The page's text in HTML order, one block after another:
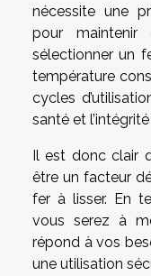
nécessite une
pour maintenir
sélectionner un
température
cycles
santé et
Il est donc clair
être un facteur
fer à lisser. En
vous serez à
répond à vos
une utilisation